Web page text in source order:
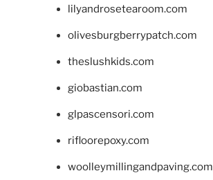
lilyandrosetearoom.com
olivesburgberrypatch.com
theslushkids.com
giobastian.com
glpascensori.com
rifloorepoxy.com
woolleymillingandpaving.com